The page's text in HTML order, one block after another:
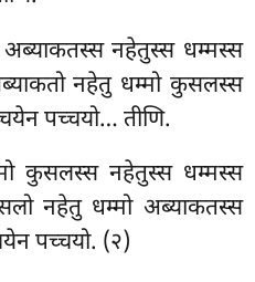
नहेतुस्स धम्मस्स
नहेतु धम्मो कुसलस्स
पच्चयो… तीणि.
कुसलस्स नहेतुस्स धम्मस्स
नहेतु धम्मो अब्याकतस्स
पच्चयो. (२)